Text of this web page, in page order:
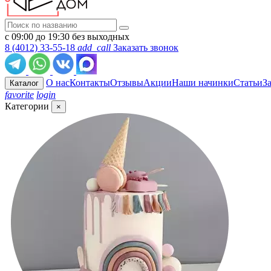
с 09:00 до 19:30 без выходных
8 (4012) 33-55-18 add_call Заказать звонок
Каталог О насКонтактыОтзывыАкцииНаши начинкиСтатьи
favorite login
Категории
×